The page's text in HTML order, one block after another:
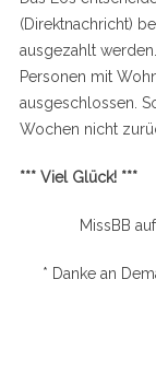
(Direktnachricht)
ausgezahlt
Personen mit
ausgeschlossen.
Wochen nicht
*** Viel Glück! ***
MissBB auf
* Danke an